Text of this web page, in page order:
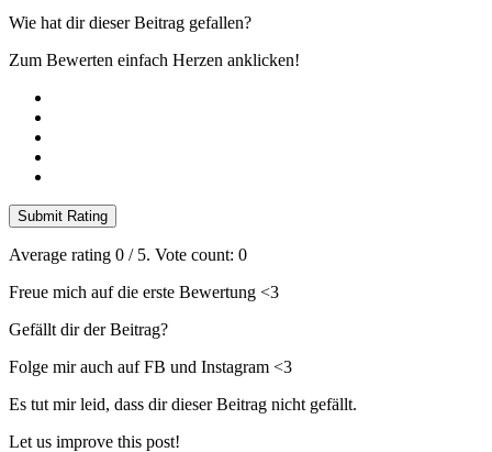
Wie hat dir dieser Beitrag gefallen?
Zum Bewerten einfach Herzen anklicken!
Submit Rating
Average rating 0 / 5. Vote count: 0
Freue mich auf die erste Bewertung <3
Gefällt dir der Beitrag?
Folge mir auch auf FB und Instagram <3
Es tut mir leid, dass dir dieser Beitrag nicht gefällt.
Let us improve this post!